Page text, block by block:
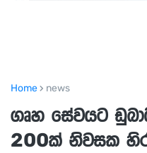
Home news
ගෘහ සේවයට
200ක් නිවසක